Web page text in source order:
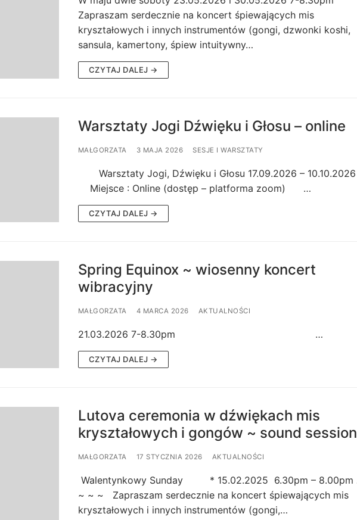
I WARSZTATY
Medytacje, aktywacje
się do Newslettera
się do Newslettera
Zapraszam serdecznie na koncert śpiewających mis
kryształowych i innych instrumentów (gongi, dzwonki koshi,
sansula, kamertony, śpiew intuitywny…
CZYTAJ DALEJ →
Warsztaty Jogi Dźwięku i Głosu – online
MAŁGORZATA 3 MAJA 2026 SESJE I WARSZTATY
Warsztaty Jogi, Dźwięku i Głosu 17.09.2026 –
Miejsce : Online (dostęp – platforma zoom) …
CZYTAJ DALEJ →
Spring Equinox ~ wiosenny koncert
wibracyjny
MAŁGORZATA 4 MARCA 2026 AKTUALNOŚCI
21.03.2026 7-8.30pm …
CZYTAJ DALEJ →
Lutova ceremonia w dźwiękach mis
kryształowych i gongów ~ sound session
MAŁGORZATA 17 STYCZNIA 2026 AKTUALNOŚCI
Walentynkowy Sunday * 15.02.2025 6.30pm – 8.00pm
~ ~ ~ Zapraszam serdecznie na koncert śpiewających mis
kryształowych i innych instrumentów (gongi,…